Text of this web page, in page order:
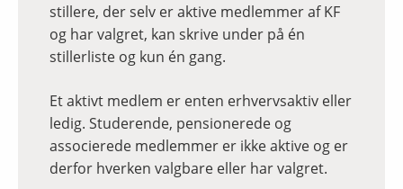
stillere, der selv er aktive medlemmer af KF
og har valgret, kan skrive under på én
stillerliste og kun én gang.
Et aktivt medlem er enten erhvervsaktiv eller
ledig. Studerende, pensionerede og
associerede medlemmer er ikke aktive og er
derfor hverken valgbare eller har valgret.